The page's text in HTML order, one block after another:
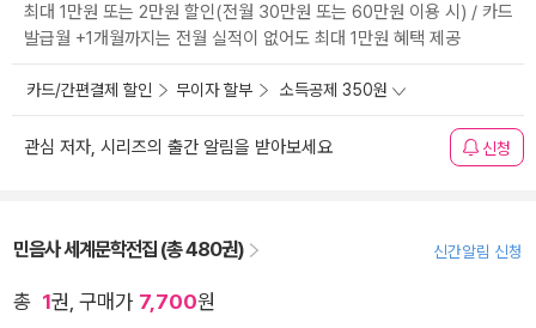
최대 1만원 또는 2만원 할인(전월 30만원 또는 60만원 이용 시) / 카드
발급월 +1개월까지는 전월 실적이 없어도 최대 1만원 혜택 제공
카드/간편결제 할인 무이자 할부 소득공제 350원
관심 저자, 시리즈의 출간 알림을 받아보세요 신청
민음사 세계문학전집 (총 480권) 신간알림 신청
총 1권, 구매가 7,700원